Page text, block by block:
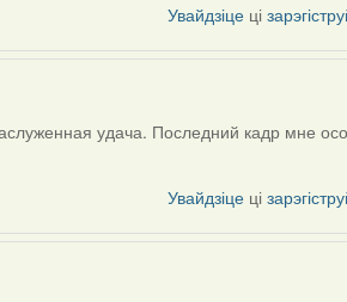
Увайдзіце ці
удача. Последний кадр мне
Увайдзіце ці